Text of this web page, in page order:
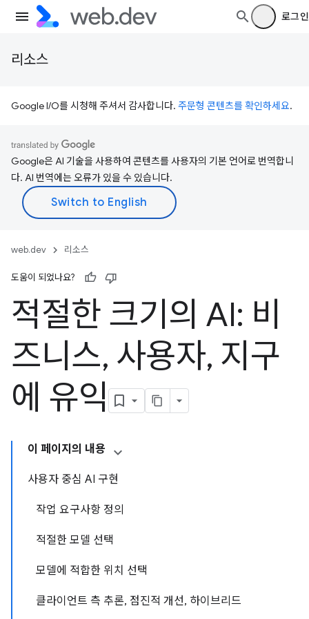
로그인
리소스
Google I/O를 시청해 주셔서 감사합니다. 주문형 콘텐츠를 확인하세요.
Google은 AI 기술을 사용하여 콘텐츠를 사용자의 기본 언어로 번역합니
다. AI 번역에는 오류가 있을 수 있습니다.
web.dev 리소스
도움이 되었나요?
적절한 크기의 AI: 비
즈니스, 사용자, 지구
에 유익
이 페이지의 내용
사용자 중심 AI 구현
작업 요구사항 정의
적절한 모델 선택
모델에 적합한 위치 선택
클라이언트 측 추론, 점진적 개선, 하이브리드